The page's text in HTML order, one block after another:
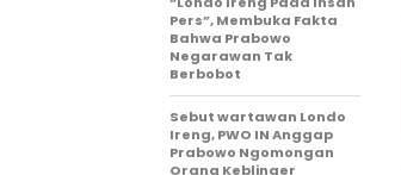
Pers”, Membuka Fakta
Bahwa Prabowo
Negarawan Tak
Berbobot
Sebut wartawan Londo
Ireng, PWO IN Anggap
Prabowo Ngomongan
Orang Keblinger